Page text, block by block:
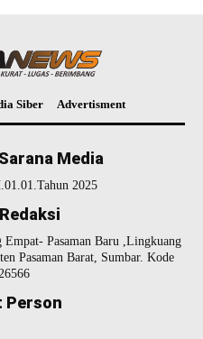
Siber Advertisment
Media
2025
Pasaman Baru ,Lingkuang
Pasaman Barat, Sumbar. Kode
Person